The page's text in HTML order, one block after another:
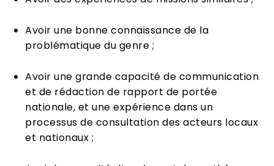
Avoir une bonne connaissance de la
problématique du genre ;
Avoir une grande capacité de communication
et de rédaction de rapport de portée
nationale, et une expérience dans un
processus de consultation des acteurs locaux
et nationaux ;